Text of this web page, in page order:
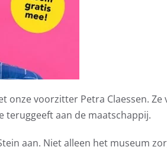
onze voorzitter Petra Claessen.
teruggeeft aan de maatschappij.
aan. Niet alleen het museum